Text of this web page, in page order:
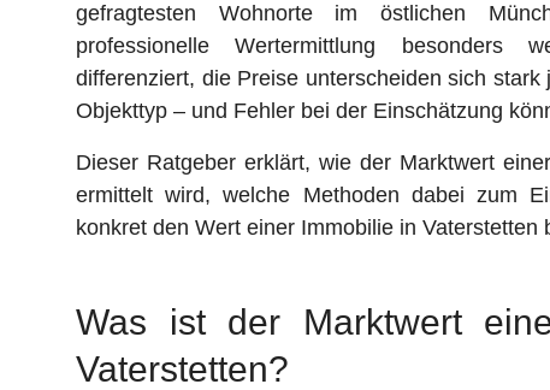
gefragtesten Wohnorte im östlichen
professionelle Wertermittlung besonders
differenziert, die Preise unterscheiden sich stark
Objekttyp – und Fehler bei der Einschätzung
Dieser Ratgeber erklärt, wie der Marktwert
ermittelt wird, welche Methoden dabei zum
konkret den Wert einer Immobilie in Vaterstetten
Was ist der Marktwert
Vaterstetten?